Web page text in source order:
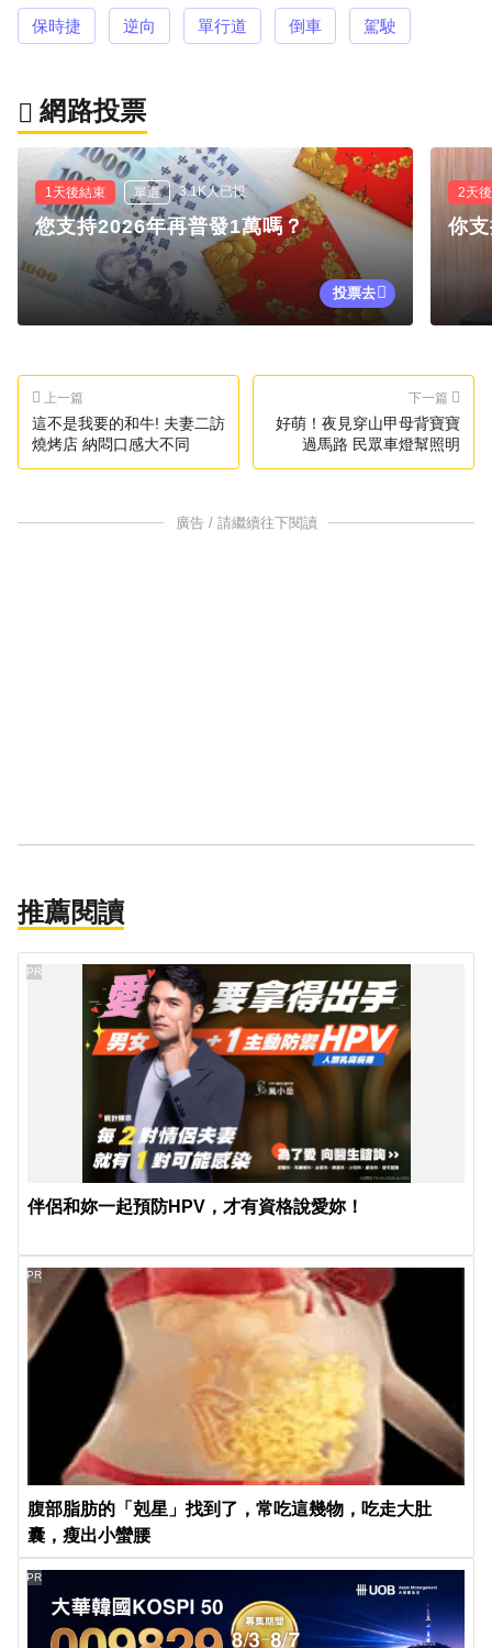
保時捷 逆向 單行道 倒車 駕駛
網路投票
1天後結束 單選 3.1K人已投
您支持2026年再普發1萬嗎？
投票去
2天
你
上一篇
這不是我要的和牛! 夫妻二訪
燒烤店 納悶口感大不同
下一篇
好萌！夜見穿山甲母背寶寶
過馬路 民眾車燈幫照明
廣告 / 請繼續往下閱讀
推薦閱讀
伴侶和妳一起預防HPV，才有資格說愛妳！
PR
腹部脂肪的「剋星」找到了，常吃這幾物，吃走大肚
囊，瘦出小蠻腰
PR
PR